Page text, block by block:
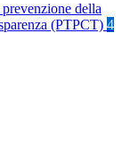
della
(PTPCT) 4